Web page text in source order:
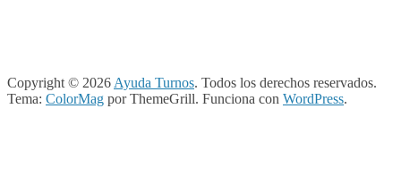
Copyright © 2026 Ayuda Turnos. Todos los derechos reservados.
Tema: ColorMag por ThemeGrill. Funciona con WordPress.